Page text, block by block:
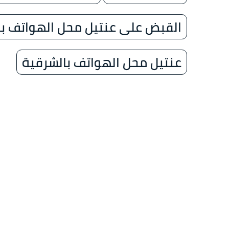
القبض على عنتيل محل الهواتف
عنتيل محل الهواتف بالشرقية